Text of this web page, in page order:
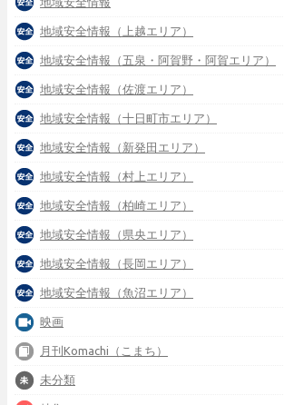
地域安全情報（上越エリア）
地域安全情報（五泉・阿賀野・阿賀エリア）
地域安全情報（佐渡エリア）
地域安全情報（十日町市エリア）
地域安全情報（新発田エリア）
地域安全情報（村上エリア）
地域安全情報（柏崎エリア）
地域安全情報（県央エリア）
地域安全情報（長岡エリア）
地域安全情報（魚沼エリア）
映画
月刊Komachi（こまち）
未分類